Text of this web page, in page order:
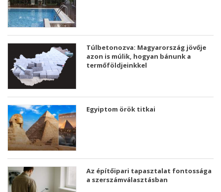
Túlbetonozva: Magyarország jövője
azon is múlik, hogyan bánunk a
termőföldjeinkkel
Egyiptom örök titkai
Az építőipari tapasztalat fontossága
a szerszámválasztásban